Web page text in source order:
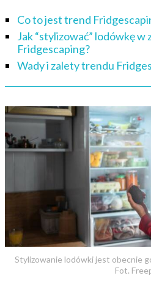
Co to jest trend
Jak “stylizować” lodówkę w
Fridgescaping?
Wady i zalety trendu
Stylizowanie lodówki jest obecnie
Fot.